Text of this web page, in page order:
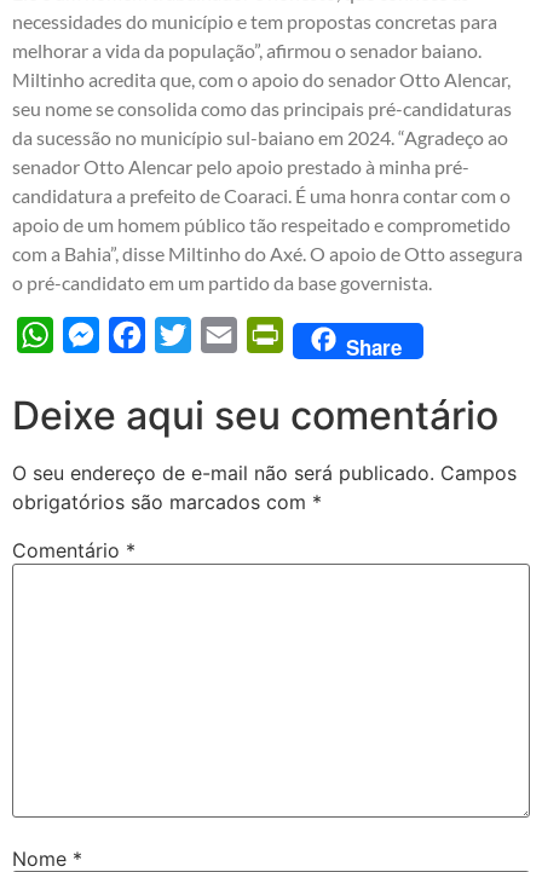
necessidades do município e tem propostas concretas para
melhorar a vida da população”, afirmou o senador baiano.
Miltinho acredita que, com o apoio do senador Otto Alencar,
seu nome se consolida como das principais pré-candidaturas
da sucessão no município sul-baiano em 2024. “Agradeço ao
senador Otto Alencar pelo apoio prestado à minha pré-
candidatura a prefeito de Coaraci. É uma honra contar com o
apoio de um homem público tão respeitado e comprometido
com a Bahia”, disse Miltinho do Axé. O apoio de Otto assegura
o pré-candidato em um partido da base governista.
WhatsAppMessengerFacebook
Twitter Email PrintFriendly
Share
Deixe aqui seu comentário
O seu endereço de e-mail não será publicado. Campos
obrigatórios são marcados com *
Comentário *
Nome *